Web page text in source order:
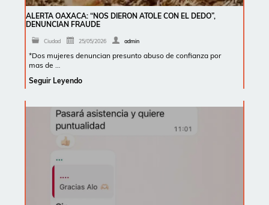
ALERTA OAXACA: “NOS DIERON ATOLE CON EL DEDO”,
DENUNCIAN FRAUDE
Ciudad 25/05/2026 admin
*Dos mujeres denuncian presunto abuso de confianza por
mas de …
Seguir Leyendo